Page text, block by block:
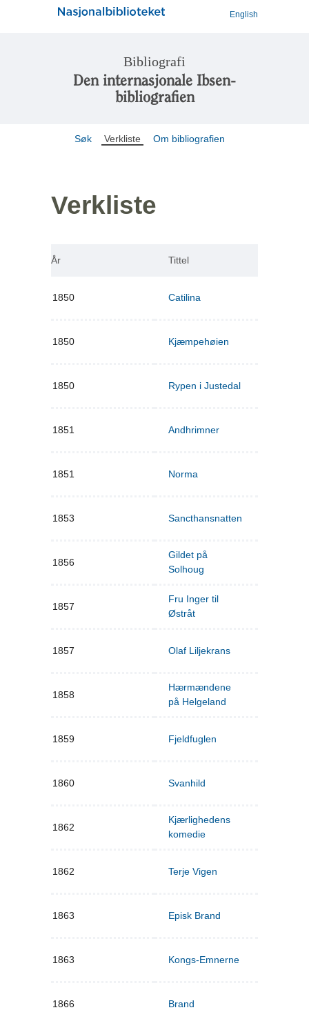
English
Bibliografi
Den internasjonale Ibsen-
bibliografien
Søk Verkliste Om bibliografien
Verkliste
År Tittel
1850 Catilina
1850 Kjæmpehøien
1850 Rypen i Justedal
1851 Andhrimner
1851 Norma
1853 Sancthansnatten
1856
Gildet på
Solhoug
1857
Fru Inger til
Østråt
1857 Olaf Liljekrans
1858
Hærmændene
på Helgeland
1859 Fjeldfuglen
1860 Svanhild
1862
Kjærlighedens
komedie
1862 Terje Vigen
1863 Episk Brand
1863 Kongs-Emnerne
1866 Brand